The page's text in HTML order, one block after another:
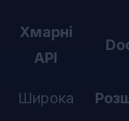
Хмарні
API
Широка